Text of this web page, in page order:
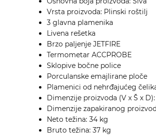
Vrsta proizvoda: Plinski roštilj
3 glavna plamenika
Livena rešetka
Brzo paljenje JETFIRE
Termometar ACCPROBE
Sklopive bočne police
Porculanske emajlirane ploče
Plamenici od nehrđajućeg
Dimenzije proizvoda (V x Š x
Dimenzije zapakiranog
Neto težina: 34 kg
Bruto težina: 37 kg